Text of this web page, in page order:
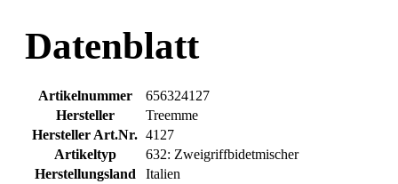
Datenblatt
Artikelnummer
656324127
Hersteller
Treemme
Hersteller Art.Nr. 4127
Artikeltyp
632: Zweigriffbidetmischer
Herstellungsland
Italien